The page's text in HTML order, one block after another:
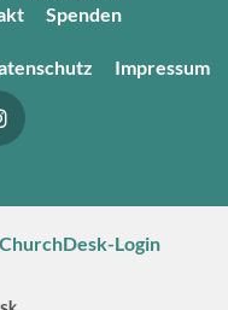
Spenden
Impressum
ChurchDesk-Login